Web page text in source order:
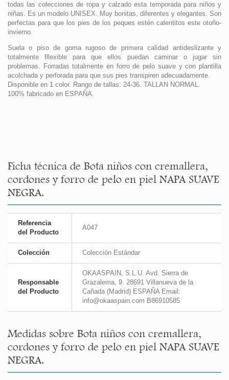
todas las colecciones de ropa y calzado esta temporada para niños y
niñas. Es un modelo UNISEX. Muy bonitas, diferentes y elegantes. Son
perfectas para que los pies de los peques estén calentitos este otoño-
invierno.
Suela o piso de goma rugoso de primera calidad antideslizante y
totalmente fllexible para que ellos puedan caminar o jugar sin
problemas. Forradas totalmente en forro de pelo suave y con plantilla
acolchada y perforada para que sus pies transpiren adecuadamente.
Disponible en 1 color. Rango de tallas: 24-36. TALLAN NORMAL.
100% fabricado en ESPAÑA.
Ficha técnica de Bota niños con cremallera,
cordones y forro de pelo en piel NAPA SUAVE
NEGRA.
Referencia
del Producto
A047
Colección Colección Estándar
Responsable
del Producto
OKAASPAIN, S.L.U. Avd. Sierra de
Grazalema, 9. 28691 Villanueva de la
Cañada (Madrid) ESPAÑA Email:
info@okaaspain.com B86910585
Medidas sobre Bota niños con cremallera,
cordones y forro de pelo en piel NAPA SUAVE
NEGRA.